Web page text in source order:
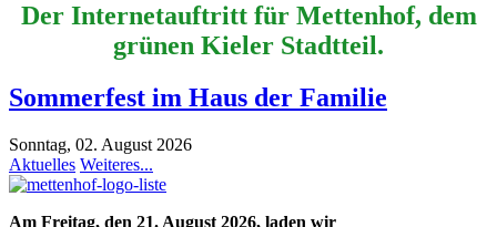
Der Internetauftritt für Mettenhof, dem
grünen Kieler Stadtteil.
Sommerfest im Haus der Familie
Sonntag, 02. August 2026
Aktuelles Weiteres...
Am Freitag, den 21. August 2026, laden wir